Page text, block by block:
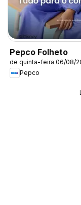
Pepco Folheto
de quinta-feira 06/08/
Pepco